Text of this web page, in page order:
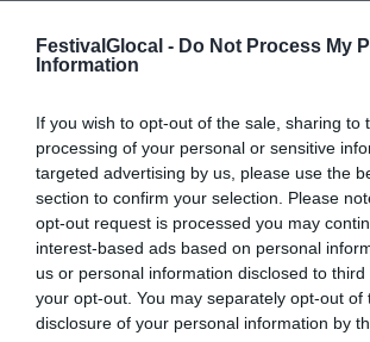
FestivalGlocal - Do Not Process My
Information
If you wish to opt-out of the sale, sharing to
processing of your personal or sensitive
targeted advertising by us, please use the
section to confirm your selection. Please
opt-out request is processed you may
interest-based ads based on personal
us or personal information disclosed to
your opt-out. You may separately opt-out of
disclosure of your personal information by
Il giornalismo spesso vive gli
come un cliché, sottovalutando
responsabilità sulla memoria
rapido della ricerca storica,
essere lo strumento che
rileggere eventi della storia
Intervengono: Annalisa
di Internazionale (in